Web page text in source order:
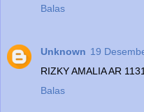
Balas
Unknown 19
RIZKY AMALIA AR
Balas